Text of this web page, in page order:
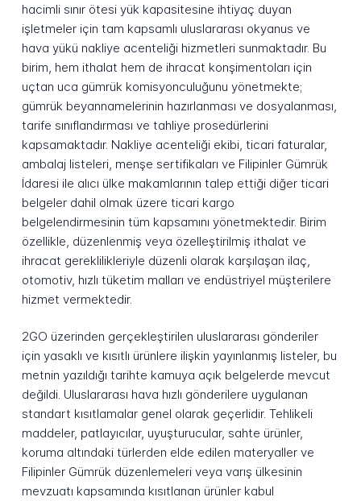
hacimli sınır ötesi yük kapasitesine ihtiyaç duyan
işletmeler için tam kapsamlı uluslararası okyanus ve
hava yükü nakliye acenteliği hizmetleri sunmaktadır. Bu
birim, hem ithalat hem de ihracat konşimentoları için
uçtan uca gümrük komisyonculuğunu yönetmekte;
gümrük beyannamelerinin hazırlanması ve dosyalanması,
tarife sınıflandırması ve tahliye prosedürlerini
kapsamaktadır. Nakliye acenteliği ekibi, ticari faturalar,
ambalaj listeleri, menşe sertifikaları ve Filipinler Gümrük
İdaresi ile alıcı ülke makamlarının talep ettiği diğer ticari
belgeler dahil olmak üzere ticari kargo
belgelendirmesinin tüm kapsamını yönetmektedir. Birim
özellikle, düzenlenmiş veya özelleştirilmiş ithalat ve
ihracat gereklilikleriyle düzenli olarak karşılaşan ilaç,
otomotiv, hızlı tüketim malları ve endüstriyel müşterilere
hizmet vermektedir.
2GO üzerinden gerçekleştirilen uluslararası gönderiler
için yasaklı ve kısıtlı ürünlere ilişkin yayınlanmış listeler, bu
metnin yazıldığı tarihte kamuya açık belgelerde mevcut
değildi. Uluslararası hava hızlı gönderilere uygulanan
standart kısıtlamalar genel olarak geçerlidir. Tehlikeli
maddeler, patlayıcılar, uyuşturucular, sahte ürünler,
koruma altındaki türlerden elde edilen materyaller ve
Filipinler Gümrük düzenlemeleri veya varış ülkesinin
mevzuatı kapsamında kısıtlanan ürünler kabul